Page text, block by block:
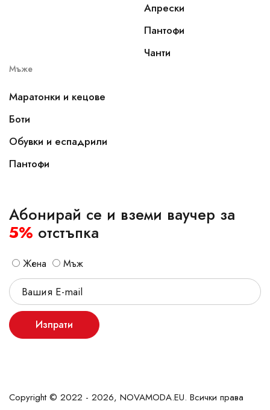
Апрески
Пантофи
Чанти
Мъже
Маратонки и кецове
Боти
Обувки и еспадрили
Пантофи
Абонирай се и вземи ваучер за
5% отстъпка
Жена Мъж
Изпрати
Copyright © 2022 - 2026, NOVAMODA.EU. Всички права